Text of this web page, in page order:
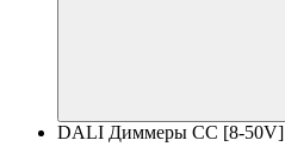
DALI Диммеры CC [8-50V]